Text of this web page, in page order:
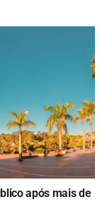
após mais de